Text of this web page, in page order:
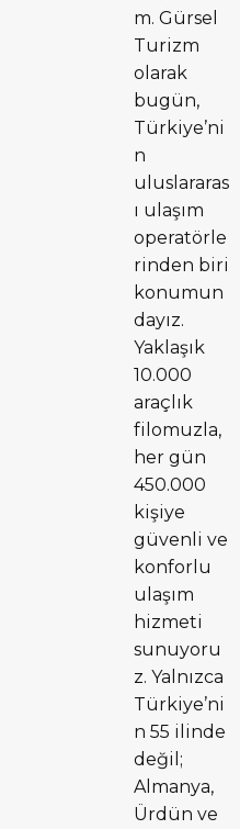
m. Gürsel
Turizm
olarak
bugün,
Türkiye’ni
n
uluslararas
ı ulaşım
operatörle
rinden biri
konumun
dayız.
Yaklaşık
10.000
araçlık
filomuzla,
her gün
450.000
kişiye
güvenli ve
konforlu
ulaşım
hizmeti
sunuyoru
z. Yalnızca
Türkiye’ni
n 55 ilinde
değil;
Almanya,
Ürdün ve